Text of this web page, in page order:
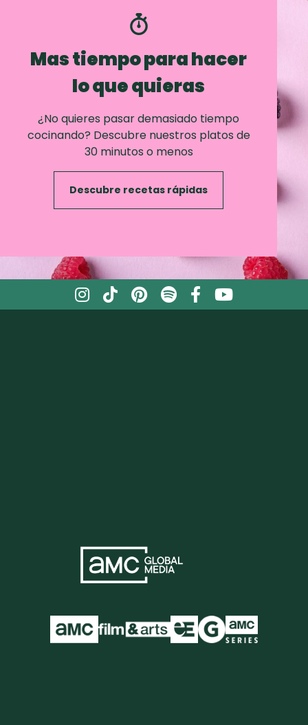
Mas tiempo para hacer
lo que quieras
¿No quieres pasar demasiado tiempo
cocinando? Descubre nuestros platos de
30 minutos o menos
Descubre recetas rápidas